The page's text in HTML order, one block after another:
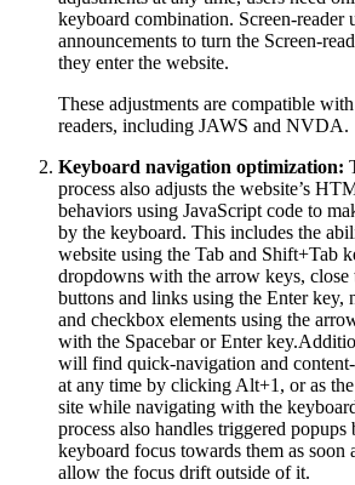
keyboard combination. Screen-reader
announcements to turn the Screen-
they enter the website.
These adjustments are compatible
readers, including JAWS and NVDA.
Keyboard navigation optimization:
process also adjusts the website’s
behaviors using JavaScript code to
by the keyboard. This includes the
website using the Tab and Shift+Tab
dropdowns with the arrow keys,
buttons and links using the Enter key,
and checkbox elements using the
with the Spacebar or Enter
will find quick-navigation and
at any time by clicking Alt+1, or as
site while navigating with the
process also handles triggered
keyboard focus towards them as soon
allow the focus drift outside of it.